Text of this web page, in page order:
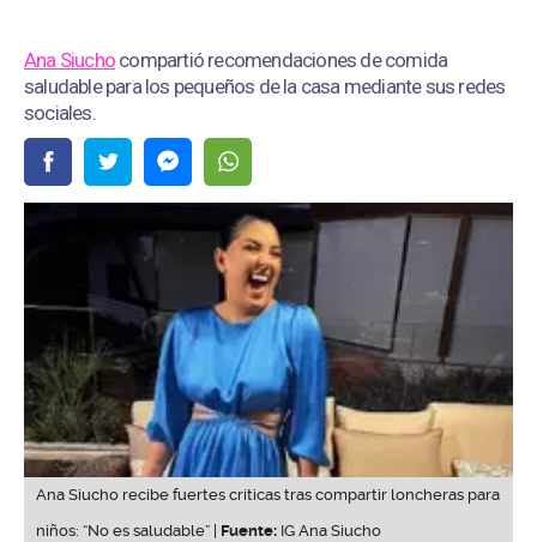
Ana Siucho compartió recomendaciones de comida
saludable para los pequeños de la casa mediante sus redes
sociales.
Ana Siucho recibe fuertes críticas tras compartir loncheras para
niños: “No es saludable” | Fuente: IG Ana Siucho